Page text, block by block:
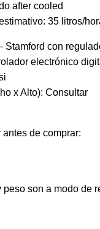
after cooled
35 litros/
Stamford con
electrónico
x Alto): Consultar
de comprar:
son a modo de